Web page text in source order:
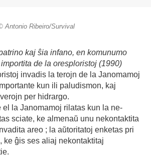
Antonio Ribeiro/Survival
kaj ŝia infano, en komunumo
de la oresploristoj (1990)
invadis la terojn de la Janomamoj
kun ili paludismon, kaj
per hidrargo.
el la Janomamoj rilatas kun la ne-
sciate, ke almenaŭ unu nekontaktita
areo ; la aŭtoritatoj enketas pri
ke ĝis ses aliaj nekontaktitaj